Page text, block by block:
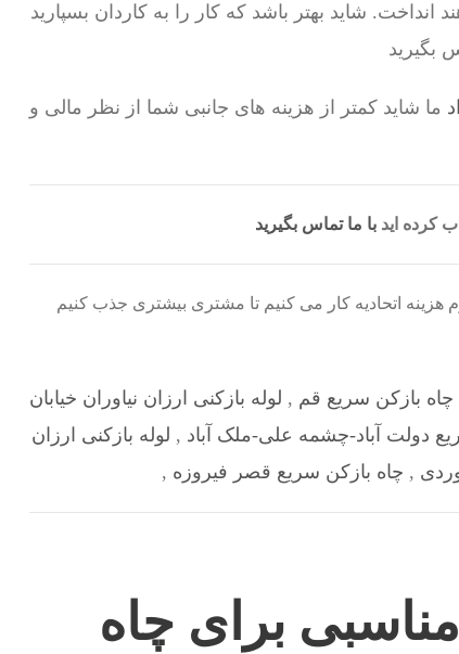
شاید بهتر باشد که کار را به کاردان بسپارید
بگیرید
ما شاید کمتر از هزینه های جانبی شما از نظر مالی و
کرده اید با ما تماس بگیرید
اتحادیه کار می کنیم تا مشتری بیشتری جذب کنیم
چاه بازکن سریع قم , لوله بازکنی ارزان نیاوران خیابان
دولت آباد-چشمه علی-ملک آباد , لوله بازکنی ارزان
, چاه بازکن سریع قصر فیروزه ,
برای چاه